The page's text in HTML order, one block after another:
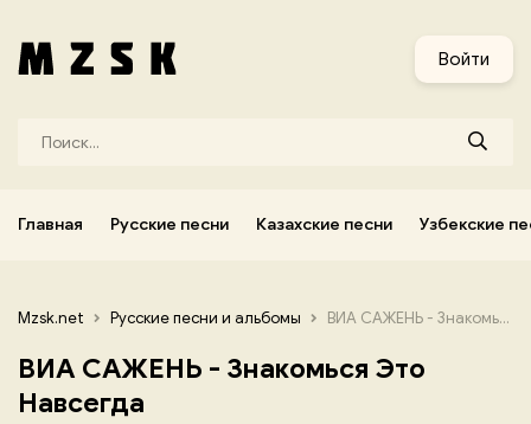
Войти
Главная Русские песни Казахские песни Узбекские
Mzsk.net Русские песни и альбомы ВИА САЖЕНЬ - Знакомься Это Навсегда
ВИА САЖЕНЬ - Знакомься Это
Навсегда
Узбекские песни Корейские песни